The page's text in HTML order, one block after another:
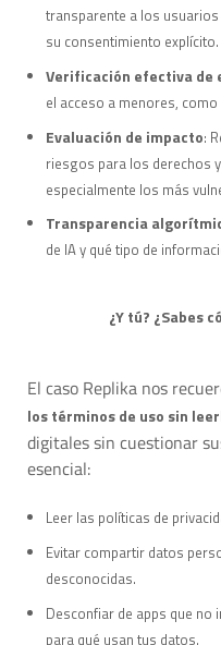
transparente a los
su consentimiento explícito.
Verificación efectiva de
el acceso a menores,
Evaluación de impacto:
riesgos para los derechos
especialmente los más
Transparencia
de IA y qué tipo de
¿Y tú? ¿Sabes
El caso Replika nos
los términos de uso sin
digitales sin cuestionar
esencial:
Leer las políticas de
Evitar compartir datos
desconocidas.
Desconfiar de apps que no
para qué usan tus datos.